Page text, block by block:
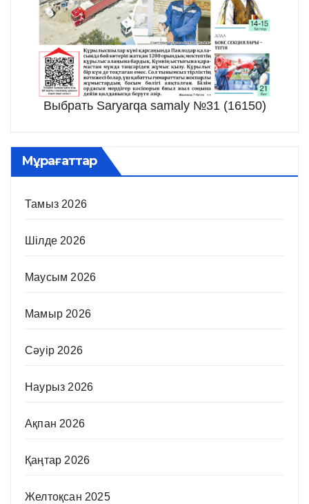
Выбрать Saryarqa samaly №31 (16150)
Мұрағаттар
Тамыз 2026
Шілде 2026
Маусым 2026
Мамыр 2026
Сәуір 2026
Наурыз 2026
Ақпан 2026
Қаңтар 2026
Желтоқсан 2025